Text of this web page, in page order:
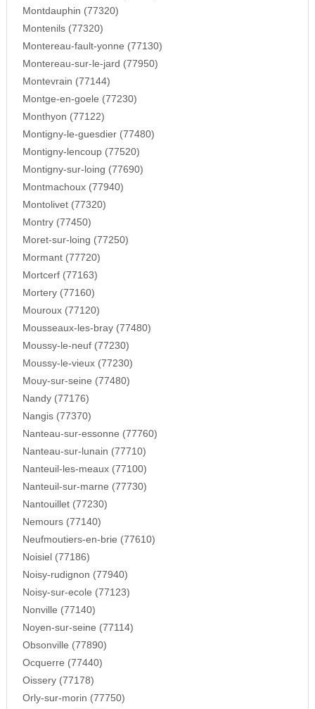
Montdauphin (77320)
Montenils (77320)
Montereau-fault-yonne (77130)
Montereau-sur-le-jard (77950)
Montevrain (77144)
Montge-en-goele (77230)
Monthyon (77122)
Montigny-le-guesdier (77480)
Montigny-lencoup (77520)
Montigny-sur-loing (77690)
Montmachoux (77940)
Montolivet (77320)
Montry (77450)
Moret-sur-loing (77250)
Mormant (77720)
Mortcerf (77163)
Mortery (77160)
Mouroux (77120)
Mousseaux-les-bray (77480)
Moussy-le-neuf (77230)
Moussy-le-vieux (77230)
Mouy-sur-seine (77480)
Nandy (77176)
Nangis (77370)
Nanteau-sur-essonne (77760)
Nanteau-sur-lunain (77710)
Nanteuil-les-meaux (77100)
Nanteuil-sur-marne (77730)
Nantouillet (77230)
Nemours (77140)
Neufmoutiers-en-brie (77610)
Noisiel (77186)
Noisy-rudignon (77940)
Noisy-sur-ecole (77123)
Nonville (77140)
Noyen-sur-seine (77114)
Obsonville (77890)
Ocquerre (77440)
Oissery (77178)
Orly-sur-morin (77750)